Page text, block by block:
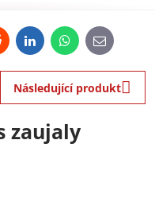
LinkedInWhatsApp
E-
mail
Následující produkt
zaujaly